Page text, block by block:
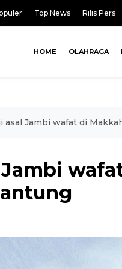
Top News Rilis Pers
HOME OLAHRAGA
asal Jambi wafat di